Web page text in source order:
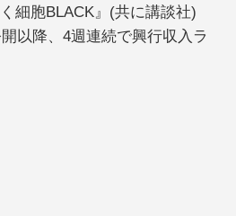
細胞BLACK』(共に講談社)
以降、4週連続で興行収入ラ